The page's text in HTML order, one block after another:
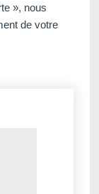
», nous
de votre